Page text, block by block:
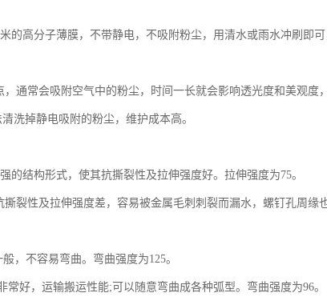
的高分子薄膜，不带静电，不吸附粉尘，用清水或雨水冲刷即
，通常会吸附空气中的粉尘，时间一长就会影响透光度和美观度
洗掉静电吸附的粉尘，维护成本高。
的结构形式，使其抗撕裂性及拉伸强度好。拉伸强度为75。
裂性及拉伸强度差，容易被金属毛刺刺裂而漏水，螺钉孔周缘
，不容易弯曲。弯曲强度为125。
常好，运输搬运性能;可以随意弯曲成各种弧型。弯曲强度为96。